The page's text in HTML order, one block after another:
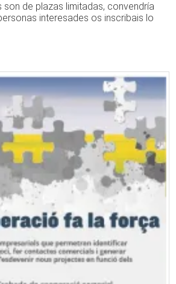
son de plazas limitadas, convendría
interesades os inscribais lo